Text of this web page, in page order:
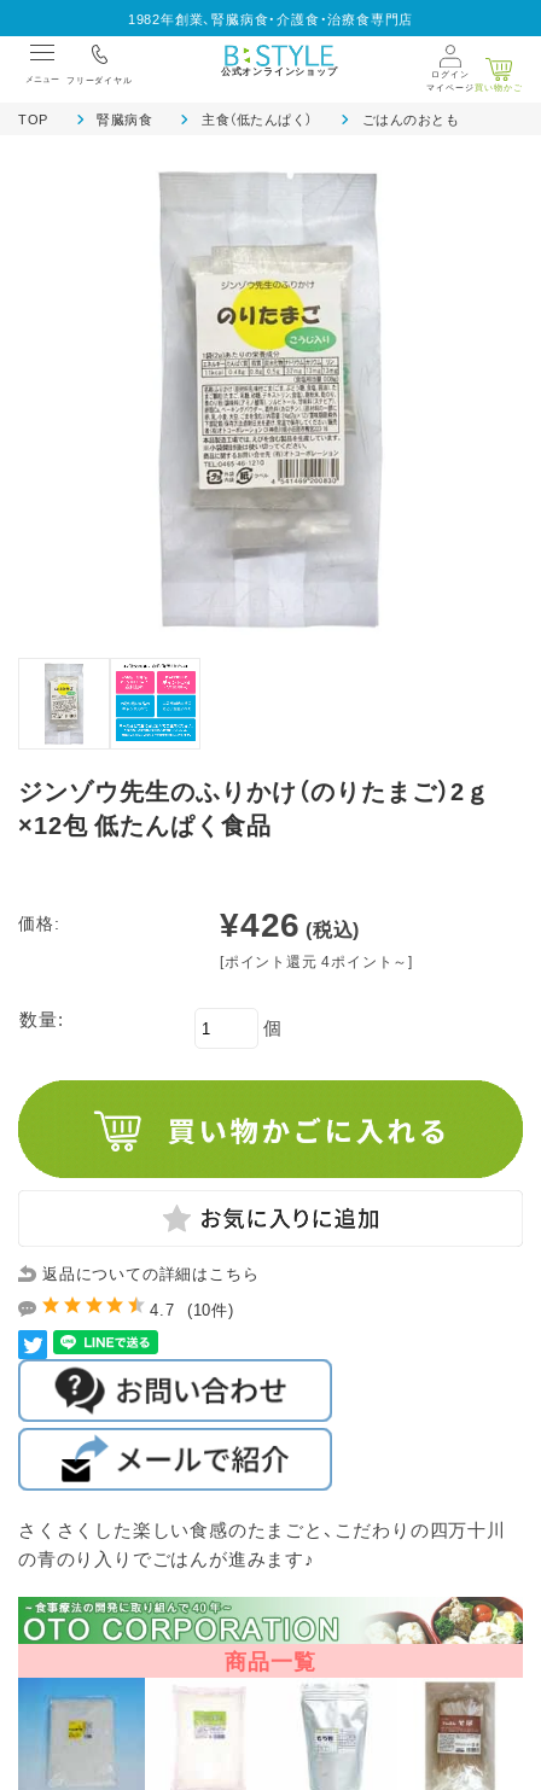
1982年創業、腎臓病食・介護食・治療食専門店
メニュー フリーダイヤル
公式オンラインショップ
ログイン
マイページ買い物かご
TOP 腎臓病食 主食（低たんぱく） ごはんのおとも
ジンゾウ先生のふりかけ（のりたまご）2ｇ
×12包 低たんぱく食品
価格: ¥426 (税込)
[ポイント還元 4ポイント～]
数量: 個
返品についての詳細はこちら
4.7 (10件)
さくさくした楽しい食感のたまごと、こだわりの四万十川
の青のり入りでごはんが進みます♪
商品一覧